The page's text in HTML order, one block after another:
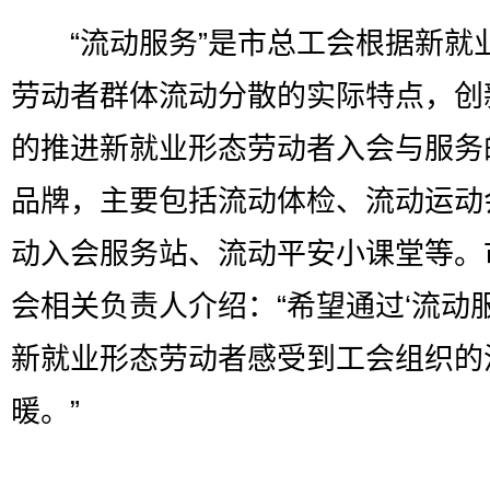
“流动服务”是市总工会根据新就
劳动者群体流动分散的实际特点，
的推进新就业形态劳动者入会与服
品牌，主要包括流动体检、流动运
动入会服务站、流动平安小课堂等
会相关负责人介绍：“希望通过‘流动
新就业形态劳动者感受到工会组织的
暖。”